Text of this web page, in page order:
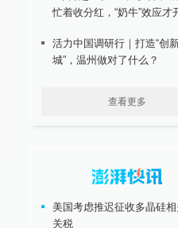
忙着收分红，“奶牛”效应才
活力中国调研行｜打造“创
城”，温州做对了什么？
查看更多
美国考虑推迟征收多晶硅
关税